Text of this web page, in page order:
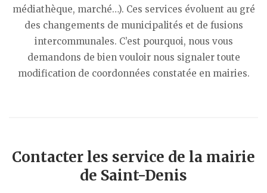
médiathèque, marché…). Ces services évoluent au gré
des changements de municipalités et de fusions
intercommunales. C’est pourquoi, nous vous
demandons de bien vouloir nous signaler toute
modification de coordonnées constatée en mairies.
Contacter les service de la mairie
de Saint-Denis